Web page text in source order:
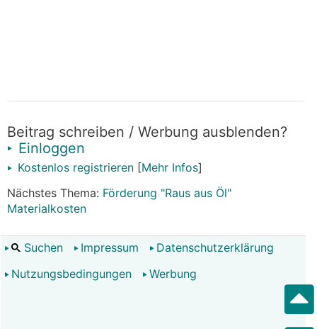
Beitrag schreiben / Werbung ausblenden?
Einloggen
Kostenlos registrieren [Mehr Infos]
Nächstes Thema: Förderung "Raus aus Öl"
Materialkosten
Suchen Impressum
Datenschutzerklärung
Nutzungsbedingungen
Werbung